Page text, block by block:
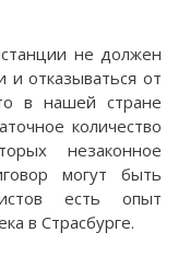
не должен
отказываться от
в нашей стране
количество
незаконное
могут быть
есть опыт
в Страсбурге.